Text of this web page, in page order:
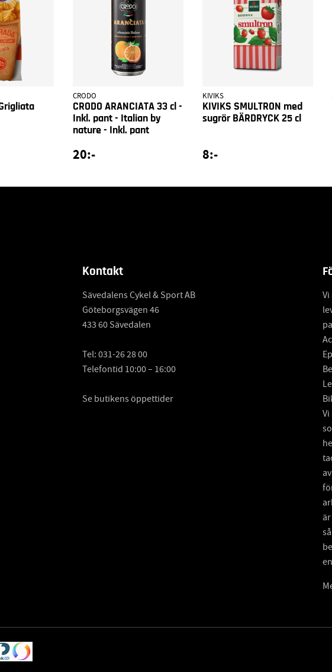
CRODO
CRODO ARANCIATA 33 cl -
Inkl. pant - Italian by
nature - Inkl. pant
20:-
KIVIKS
KIVIKS SMULTRON med
sugrör BÄRDRYCK 25 cl
8:-
Kontakt
Sävedalens Cykel & Sport AB
Göteborgsvägen 46
433 60 Sävedalen
Tel:031-26 28 00
Telefontid 10:00 – 16:00
Se butikens öppettider